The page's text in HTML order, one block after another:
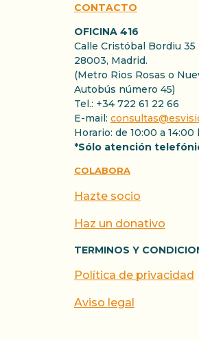
CONTACTO
OFICINA 416
Calle Cristóbal Bordiu 35
28003, Madrid.
(Metro Rios Rosas o
Autobús número 45)
Tel.: +34 722 61 22 66
E-mail:
Horario: de 10:00 a 14:00
*Sólo atención
COLABORA
Hazte socio
Haz un donativo
TERMINOS Y
Política de privacidad
Aviso legal